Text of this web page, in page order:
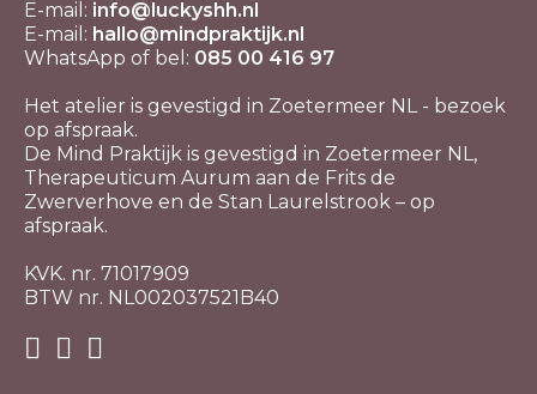
E-mail: info@luckyshh.nl
E-mail: hallo@mindpraktijk.nl
WhatsApp of bel: 085 00 416 97
Het atelier is gevestigd in Zoetermeer NL - bezoek
op afspraak.
De Mind Praktijk is gevestigd in Zoetermeer NL,
Therapeuticum Aurum aan de Frits de
Zwerverhove en de Stan Laurelstrook – op
afspraak.
KVK. nr. 71017909
BTW nr. NL002037521B40